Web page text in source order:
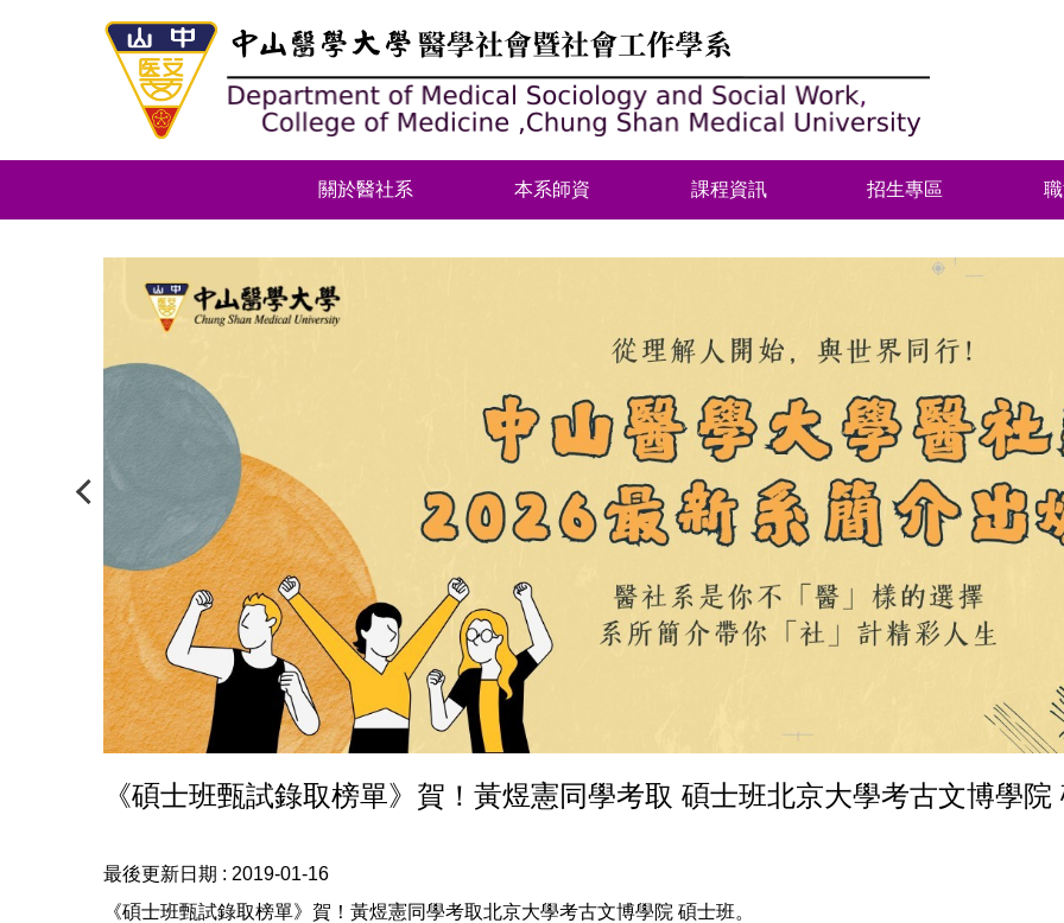
容
關於醫社系 本系師資 課程資訊 招生專區
《碩士班甄試錄取榜單》賀！黃煜憲同學考取 碩士班北京大學考古文博學院
最後更新日期 : 2019-01-16
《碩士班甄試錄取榜單》賀！黃煜憲同學考取北京大學考古文博學院 碩士班。